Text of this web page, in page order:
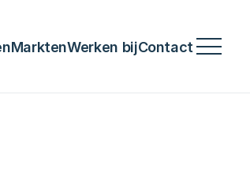
MarktenWerken bijContact